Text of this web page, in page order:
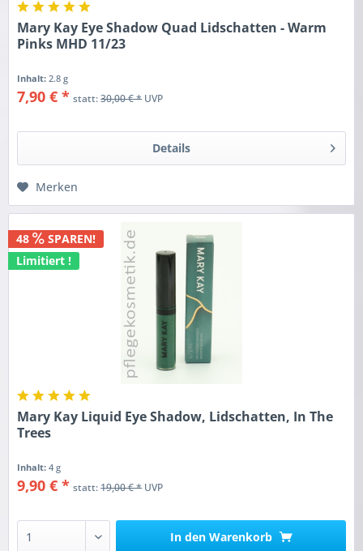
Mary Kay Eye Shadow Quad Lidschatten - Warm
Pinks MHD 11/23
Inhalt:2.8 g
7,90 € * statt:30,00 € *UVP
Details
Merken
48
SPAREN!
Limitiert !
Mary Kay Liquid Eye Shadow, Lidschatten, In The
Trees
Inhalt:4 g
9,90 € * statt:19,00 € *UVP
In den Warenkorb